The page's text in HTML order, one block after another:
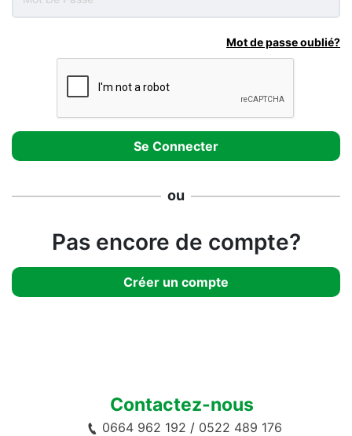
Mot de passe oublié?
ou
Pas encore de compte?
Créer un compte
Contactez-nous
0664 962 192 / 0522 489 176